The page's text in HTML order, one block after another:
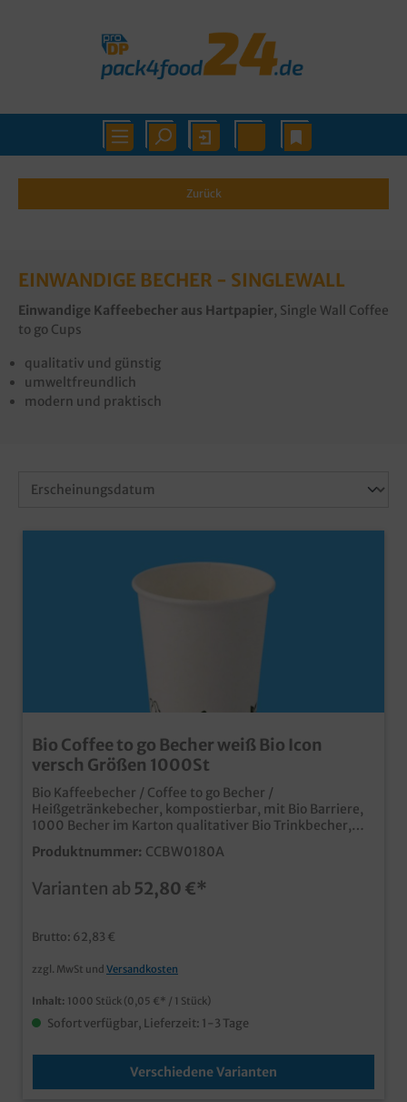
Zurück
EINWANDIGE BECHER - SINGLEWALL
Einwandige Kaffeebecher aus Hartpapier, Single Wall Coffee
to go Cups
qualitativ und günstig
umweltfreundlich
modern und praktisch
Bio Coffee to go Becher weiß Bio Icon
versch Größen 1000St
Bio Kaffeebecher / Coffee to go Becher /
Heißgetränkebecher, kompostierbar, mit Bio Barriere,
1000 Becher im Karton qualitativer Bio Trinkbecher,
biologisch abbaubar (Din13432) praktisch für kalte und
heiße Getränke <100°C unterstreichen Nachhaltigkeit
Forstwirtschaft + erdölfreie Bio Beschichtung Natürlich
uns einfach eine Druckanfrage.
Produktnummer: CCBW0180A
Varianten ab 52,80 €*
Brutto: 62,83 €
zzgl. MwSt und Versandkosten
Inhalt: 1000 Stück (0,05 €* / 1 Stück)
Sofort verfügbar, Lieferzeit: 1-3 Tage
Verschiedene Varianten